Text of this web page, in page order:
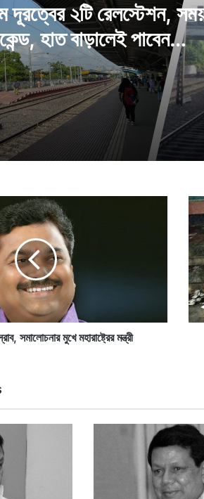
দূরত্বের ২টি রেলস্টেশন,
হাত বাড়ালেই পাবেন
সমালোচনার মুখে মহারাষ্ট্রের মন্ত্রী
ভা
ঙ
চু
র
,
রে
ল
অ
ব
ক্ষে
ত্র
রু
ই
পু